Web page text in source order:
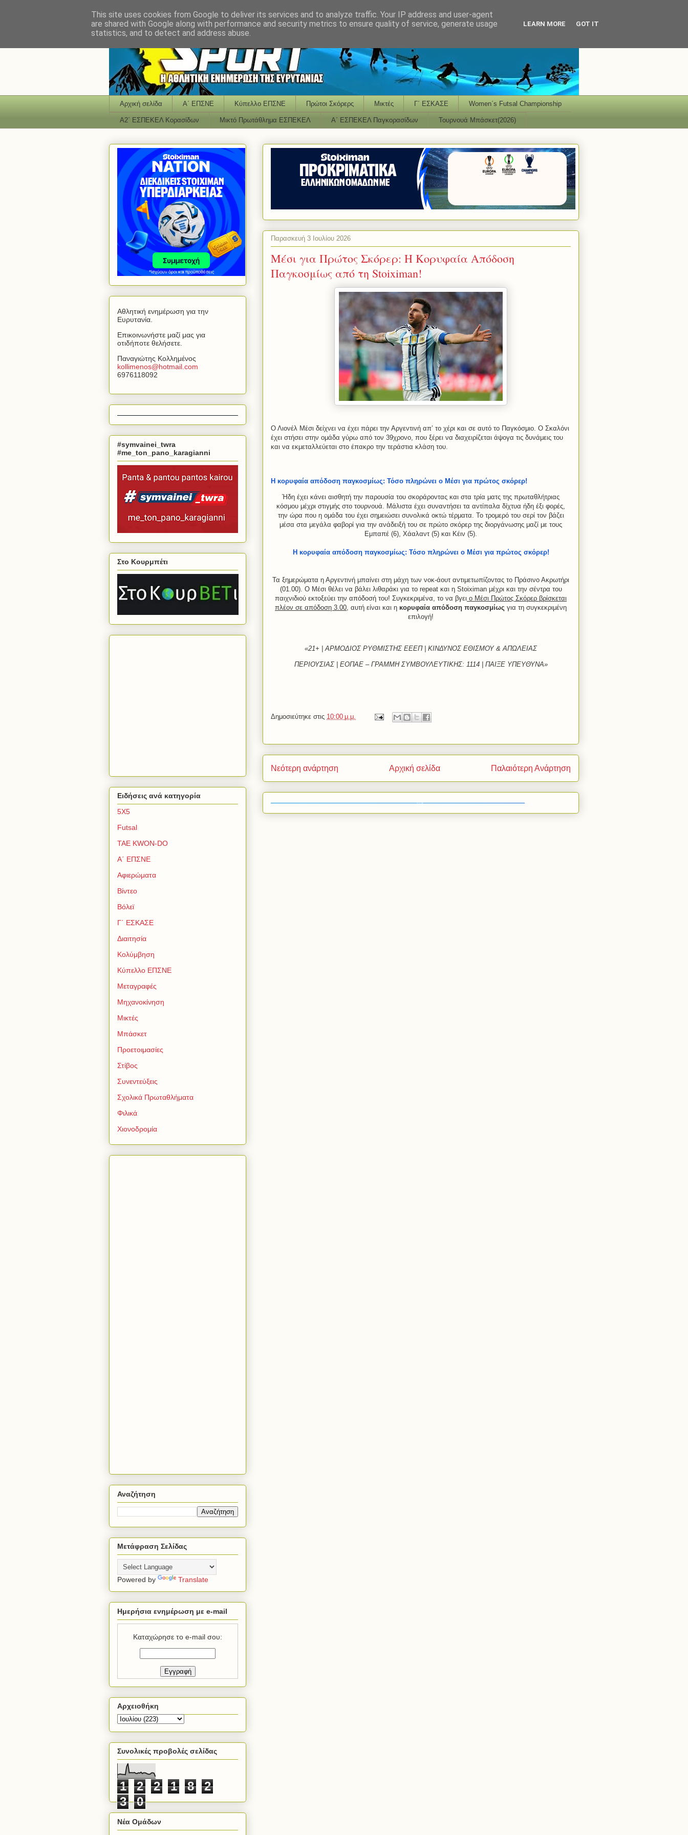
Αρχική σελίδα Α΄ ΕΠΣΝΕ Κύπελλο ΕΠΣΝΕ Πρώτοι Σκόρερς Μικτές Γ΄ ΕΣΚΑΣΕ Women΄s Futsal Championship
Α2΄ ΕΣΠΕΚΕΛ Κορασίδων Μικτό Πρωτάθλημα ΕΣΠΕΚΕΛ Α΄ ΕΣΠΕΚΕΛ Παγκορασίδων Τουρνουά Μπάσκετ(2026)
Παρασκευή 3 Ιουλίου 2026
Mέσι για Πρώτος Σκόρερ: Η Κορυφαία Απόδοση
Παγκοσμίως από τη Stoiximan!
Ο Λιονέλ Μέσι δείχνει να έχει πάρει την Αργεντινή απ’ το χέρι και σε αυτό το Παγκόσμιο. Ο Σκαλόνι
έχει στήσει στην ομάδα γύρω από τον 39χρονο, που ξέρει να διαχειρίζεται άψογα τις δυνάμεις του
και να εκμεταλλεύεται στο έπακρο την τεράστια κλάση του.
Η κορυφαία απόδοση παγκοσμίως: Τόσο πληρώνει ο Μέσι για πρώτος σκόρερ!
Ήδη έχει κάνει αισθητή την παρουσία του σκοράροντας και στα τρία ματς της πρωταθλήτριας
κόσμου μέχρι στιγμής στο τουρνουά. Μάλιστα έχει συναντήσει τα αντίπαλα δίχτυα ήδη έξι φορές,
την ώρα που η ομάδα του έχει σημειώσει συνολικά οκτώ τέρματα. Το τρομερό του σερί τον βάζει
μέσα στα μεγάλα φαβορί για την ανάδειξή του σε πρώτο σκόρερ της διοργάνωσης μαζί με τους
Εμπαπέ (6), Χάαλαντ (5) και Κέιν (5).
Η κορυφαία απόδοση παγκοσμίως: Τόσο πληρώνει ο Μέσι για πρώτος σκόρερ!
Τα ξημερώματα η Αργεντινή μπαίνει στη μάχη των νοκ-άουτ αντιμετωπίζοντας το Πράσινο Ακρωτήρι
(01.00). Ο Μέσι θέλει να βάλει λιθαράκι για το repeat και η Stoiximan μέχρι και την σέντρα του
παιχνιδιού εκτοξεύει την απόδοσή του! Συγκεκριμένα, το να βγει ο Μέσι Πρώτος Σκόρερ βρίσκεται
πλέον σε απόδοση 3.00, αυτή είναι και η κορυφαία απόδοση παγκοσμίως για τη συγκεκριμένη
επιλογή!
«21+ | ΑΡΜΟΔΙΟΣ ΡΥΘΜΙΣΤΗΣ ΕΕΕΠ | ΚΙΝΔΥΝΟΣ ΕΘΙΣΜΟΥ & ΑΠΩΛΕΙΑΣ
ΠΕΡΙΟΥΣΙΑΣ | ΕΟΠΑΕ – ΓΡΑΜΜΗ ΣΥΜΒΟΥΛΕΥΤΙΚΗΣ: 1114 | ΠΑΙΞΕ ΥΠΕΥΘΥΝΑ»
Δημοσιεύτηκε στις 10:00 μ.μ.
Νεότερη ανάρτηση Παλαιότερη Ανάρτηση
Αρχική σελίδα
Αθλητική ενημέρωση για την
Ευρυτανία.
Επικοινωνήστε μαζί μας για
οτιδήποτε θελήσετε.
Παναγιώτης Κολλημένος
kollimenos@hotmail com
6976118092
#symvainei_twra
#me_ton_pano_karagianni
Στο Κουρμπέτι
Ειδήσεις ανά κατηγορία
5Χ5
Futsal
TAE KWON-DO
Α΄ ΕΠΣΝΕ
Αφιερώματα
Βίντεο
Βόλεϊ
Γ΄ ΕΣΚΑΣΕ
Διαιτησία
Κολύμβηση
Κύπελλο ΕΠΣΝΕ
Μεταγραφές
Μηχανοκίνηση
Μικτές
Μπάσκετ
Προετοιμασίες
Στίβος
Συνεντεύξεις
Σχολικά Πρωταθλήματα
Φιλικά
Χιονοδρομία
Αναζήτηση
Μετάφραση Σελίδας
Powered by Translate
Ημερήσια ενημέρωση με e-mail
Καταχώρησε το e-mail σου:
Αρχειοθήκη
Συνολικές προβολές σελίδας
1 2 2 1 8
2
3
0
Νέα Ομάδων
This site uses cookies from Google to deliver its services and to analyze traffic. Your IP address and user-agent
are shared with Google along with performance and security metrics to ensure quality of service, generate usage
statistics, and to detect and address abuse.
LEARN MORE GOT IT